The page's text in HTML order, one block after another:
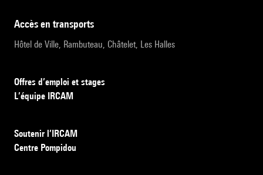
accès en transports
Hôtel de Ville, Rambuteau, Châtelet, Les Halles
Offres d’emploi et stages
L’équipe IRCAM
Soutenir l’IRCAM
Centre Pompidou